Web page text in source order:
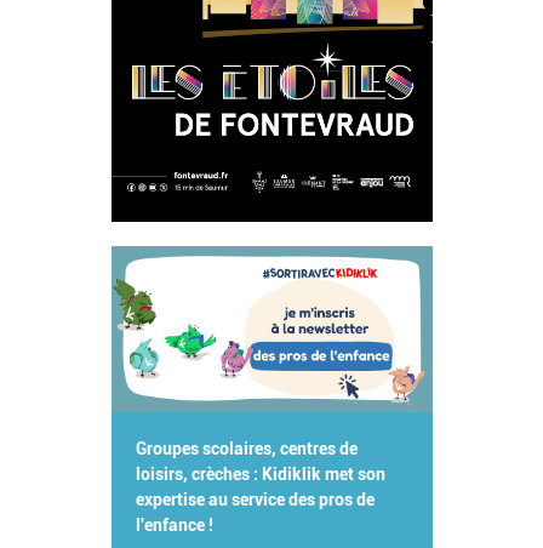
Groupes scolaires, centres de
loisirs, crèches : Kidiklik met son
expertise au service des pros de
l'enfance !